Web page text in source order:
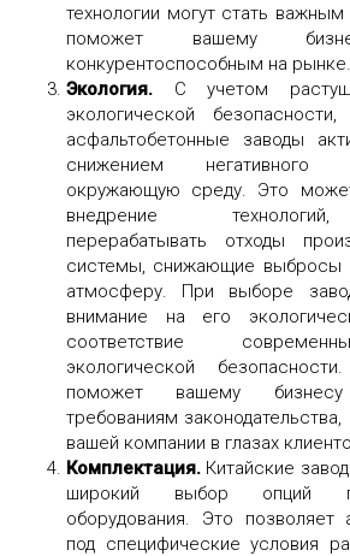
технологии могут стать
поможет вашему
конкурентоспособным на рынке.
Экология. С учетом
экологической
асфальтобетонные заводы
снижением негативного
окружающую среду. Это
внедрение
перерабатывать отходы
системы, снижающие выбросы
атмосферу. При выборе
внимание на его
соответствие
экологической
поможет вашему бизнесу
требованиям
вашей компании в глазах
Комплектация. Китайские
широкий выбор опций
оборудования. Это позволяет
под специфические условия